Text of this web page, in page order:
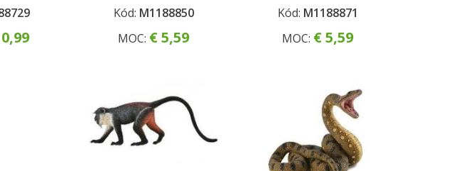
Kód: M1188850
MOC: € 5,59
Kód: M1188871
MOC: € 5,59